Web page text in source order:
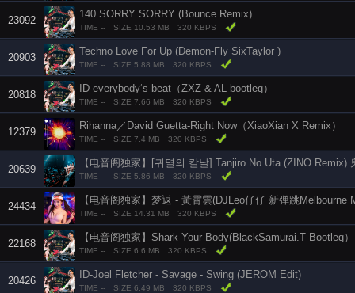
23092
140 SORRY SORRY (Bounce Remix)
TIME -- SIZE 10.53 MB 320 KBPS
20903
Techno Love For Up (Demon-Fly SixTaylor )
TIME -- SIZE 5.88 MB 320 KBPS
20818
ID everybody‘s beat（ZXZ & AL bootleg）
TIME -- SIZE 7.66 MB 320 KBPS
12379
Rihanna／David Guetta-Right Now（XiaoXian X Remix）
TIME -- SIZE 7.4 MB 320 KBPS
20639
【电音阁独家】[귀멸의 칼날] Tanjiro No Uta (ZINO Remix)
TIME -- SIZE 5.86 MB 320 KBPS
24434
【电音阁独家】梦返 - 黃霄雲(DJLeo仔仔 新弹跳Melbourne
TIME -- SIZE 14.31 MB 320 KBPS
22168
【电音阁独家】Shark Your Body(BlackSamurai.T Bootleg）
TIME -- SIZE 6.6 MB 320 KBPS
20426
ID-Joel Fletcher - Savage - Swing (JEROM Edit)
TIME -- SIZE 6.49 MB 320 KBPS